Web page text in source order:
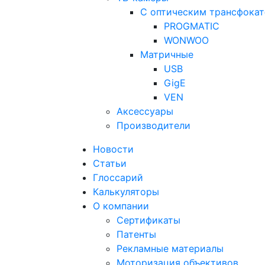
С оптическим
PROGMATIC
WONWOO
Матричные
USB
GigE
VEN
Аксессуары
Производители
Новости
Статьи
Глоссарий
Калькуляторы
О компании
Сертификаты
Патенты
Рекламные материалы
Моторизация объективов